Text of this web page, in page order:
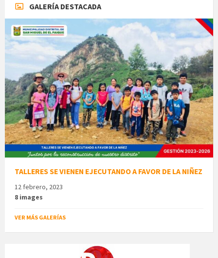
GALERÍA DESTACADA
TALLERES SE VIENEN EJECUTANDO A FAVOR DE LA NIÑEZ
12 febrero, 2023
8 images
VER MÁS GALERÍAS